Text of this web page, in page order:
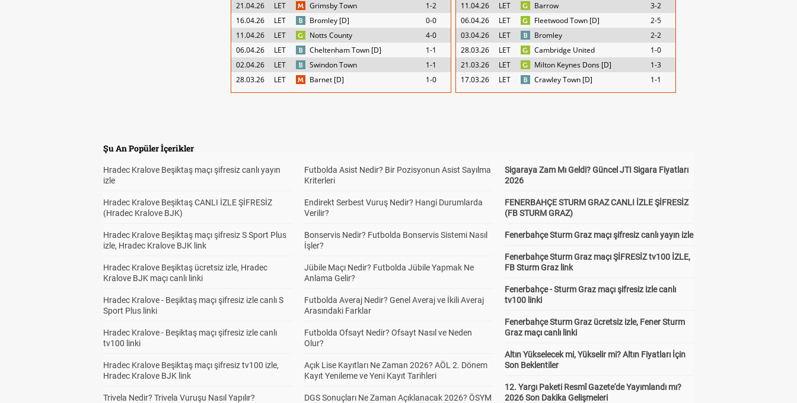
21.04.26
LET Grimsby Town
1-2
16.04.26
LET Bromley [D]
0-0
11.04.26
LET Notts County
4-0
06.04.26
LET Cheltenham Town [D]
1-1
02.04.26
LET Swindon Town
1-1
28.03.26
LET Barnet [D] 1-0
11.04.26
LET Barrow
3-2
06.04.26
LET Fleetwood Town [D]
2-5
03.04.26
LET Bromley
2-2
28.03.26
LET Cambridge United
1-0
21.03.26
LET Milton Keynes Dons [D]
1-3
17.03.26
LET Crawley Town [D] 1-1
Şu An Popüler İçerikler
Hradec Kralove Beşiktaş maçı şifresiz canlı yayın
izle
Hradec Kralove Beşiktaş CANLI İZLE ŞİFRESİZ
(Hradec Kralove BJK)
Hradec Kralove Beşiktaş maçı şifresiz S Sport Plus
izle, Hradec Kralove BJK link
Hradec Kralove Beşiktaş ücretsiz izle, Hradec
Kralove BJK maçı canlı linki
Hradec Kralove - Beşiktaş maçı şifresiz izle canlı S
Sport Plus linki
Hradec Kralove - Beşiktaş maçı şifresiz izle canlı
tv100 linki
Hradec Kralove Beşiktaş maçı şifresiz tv100 izle,
Hradec Kralove BJK link
Trivela Nedir? Trivela Vuruşu Nasıl Yapılır?
Futbolda Asist Nedir? Bir Pozisyonun Asist Sayılma
Kriterleri
Endirekt Serbest Vuruş Nedir? Hangi Durumlarda
Verilir?
Bonservis Nedir? Futbolda Bonservis Sistemi Nasıl
İşler?
Jübile Maçı Nedir? Futbolda Jübile Yapmak Ne
Anlama Gelir?
Futbolda Averaj Nedir? Genel Averaj ve İkili Averaj
Arasındaki Farklar
Futbolda Ofsayt Nedir? Ofsayt Nasıl ve Neden
Olur?
Açık Lise Kayıtları Ne Zaman 2026? AÖL 2. Dönem
Kayıt Yenileme ve Yeni Kayıt Tarihleri
DGS Sonuçları Ne Zaman Açıklanacak 2026? ÖSYM
Sigaraya Zam Mı Geldi? Güncel JTI Sigara Fiyatları
2026
FENERBAHÇE STURM GRAZ CANLI İZLE ŞİFRESİZ
(FB STURM GRAZ)
Fenerbahçe Sturm Graz maçı şifresiz canlı yayın izle
Fenerbahçe Sturm Graz maçı ŞİFRESİZ tv100 İZLE,
FB Sturm Graz link
Fenerbahçe - Sturm Graz maçı şifresiz izle canlı
tv100 linki
Fenerbahçe Sturm Graz ücretsiz izle, Fener Sturm
Graz maçı canlı linki
Altın Yükselecek mi, Yükselir mi? Altın Fiyatları İçin
Son Beklentiler
12. Yargı Paketi Resmî Gazete'de Yayımlandı mı?
2026 Son Dakika Gelişmeleri